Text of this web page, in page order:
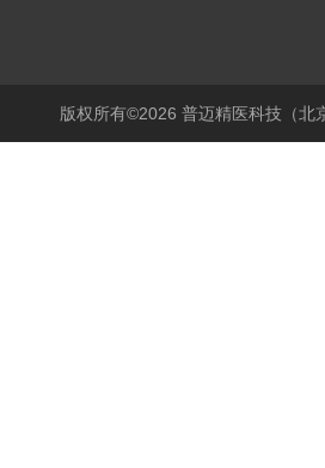
版权所有©2026 普迈精医科技（